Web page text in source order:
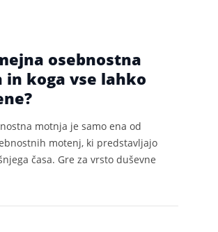
osebnostna
in koga vse lahko
motnja je samo ena od
motenj, ki predstavljajo
časa. Gre za vrsto duševne